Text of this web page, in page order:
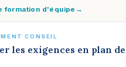
formation d'équipe →
CONSEIL
les exigences en plan